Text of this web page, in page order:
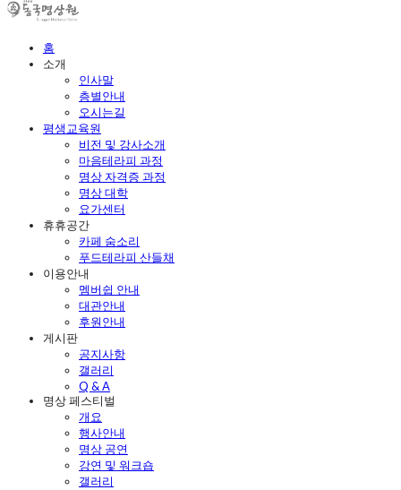
홈
소개
인사말
층별안내
오시는길
평생교육원
비전 및 강사소개
마음테라피 과정
명상 자격증 과정
명상 대학
요가센터
휴휴공간
카페 숨소리
푸드테라피 산들채
이용안내
멤버쉽 안내
대관안내
후원안내
게시판
공지사항
갤러리
Q & A
명상 페스티벌
개요
행사안내
명상 공연
강연 및 워크숍
갤러리